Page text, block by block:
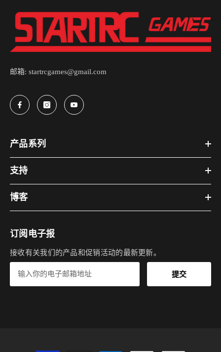
邮箱: startrcgames@gmail.com
产品系列
支持
博客
订阅电子报
接收有关我们的产品和促销活动的最新更新。
提交